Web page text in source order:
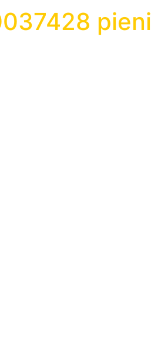
pieni